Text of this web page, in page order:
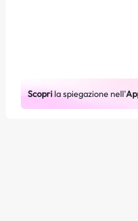
Scoprila spiegazione nell'